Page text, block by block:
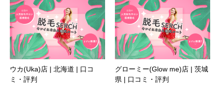
ウカ(Uka)店 | 北海道 | 口コ
ミ・評判
グローミー(Glow me)店 | 茨城
県 | 口コミ・評判